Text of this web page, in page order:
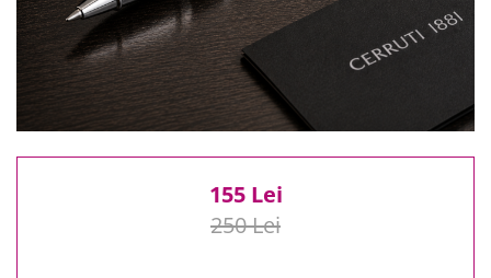
Pret
0 Lei - 100 Lei
100 Lei - 200 Lei
200 Lei - 300 Lei
300 Lei - 500 Lei
500 Lei - 1000 Lei
155 Lei
250 Lei